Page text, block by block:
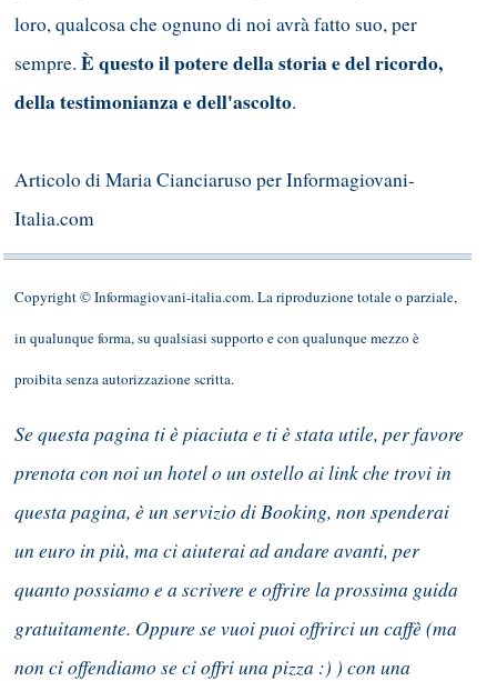
loro, qualcosa che ognuno di noi avrà fatto suo, per
sempre. È questo il potere della storia e del ricordo,
della testimonianza e dell'ascolto.
Articolo di Maria Cianciaruso per Informagiovani-
Italia.com
Copyright © Informagiovani-italia.com. La riproduzione totale o parziale,
in qualunque forma, su qualsiasi supporto e con qualunque mezzo è
proibita senza autorizzazione scritta.
Se questa pagina ti è piaciuta e ti è stata utile, per favore
prenota con noi un hotel o un ostello ai link che trovi in
questa pagina, è un servizio di Booking, non spenderai
un euro in più, ma ci aiuterai ad andare avanti, per
quanto possiamo e a scrivere e offrire la prossima guida
gratuitamente. Oppure se vuoi puoi offrirci un caffè (ma
non ci offendiamo se ci offri una pizza :) ) con una